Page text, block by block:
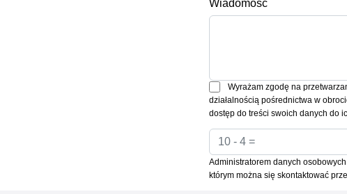
Wiadomość
Wyrażam zgodę na
działalnością pośrednictwa w
dostęp do treści swoich danych do
Administratorem danych
którym można się skontaktować